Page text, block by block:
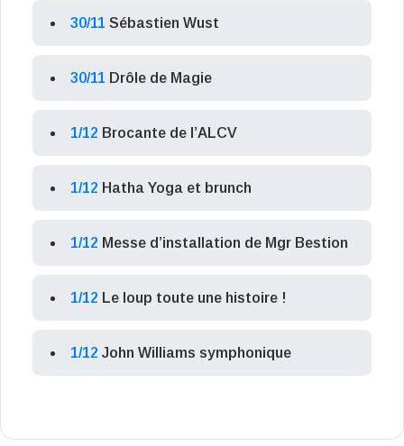
30/11 Sébastien Wust
30/11 Drôle de Magie
1/12 Brocante de l’ALCV
1/12 Hatha Yoga et brunch
1/12 Messe d’installation de Mgr Bestion
1/12 Le loup toute une histoire !
1/12 John Williams symphonique